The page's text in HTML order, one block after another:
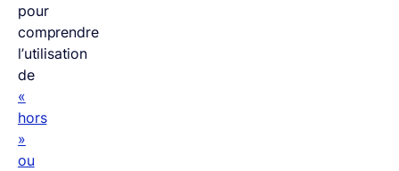
pour
comprendre
l’utilisation
de
«
hors
»
ou